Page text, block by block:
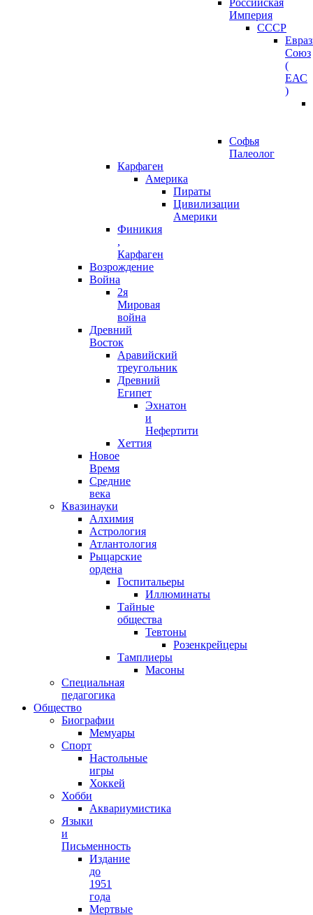
Империя
СССР
Союз
(
ЕАС
)
Софья
Палеолог
Карфаген
Америка
Пираты
Цивилизации
Америки
Финикия
,
Карфаген
Возрождение
Война
2я
Мировая
война
Древний
Восток
Аравийский
треугольник
Древний
Египет
Эхнатон
и
Нефертити
Хеттия
Новое
Время
Средние
века
Квазинауки
Алхимия
Астрология
Атлантология
Рыцарские
ордена
Госпитальеры
Иллюминаты
Тайные
общества
Тевтоны
Розенкрейцеры
Тамплиеры
Масоны
Специальная
педагогика
Общество
Биографии
Мемуары
Спорт
Настольные
игры
Хоккей
Хобби
Аквариумистика
Языки
и
Письменность
Издание
до
1951
года
Мертвые